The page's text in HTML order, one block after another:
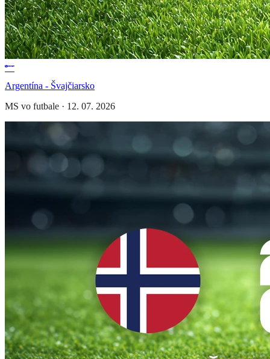
Argentína - Švajčiarsko
MS vo futbale · 12. 07. 2026